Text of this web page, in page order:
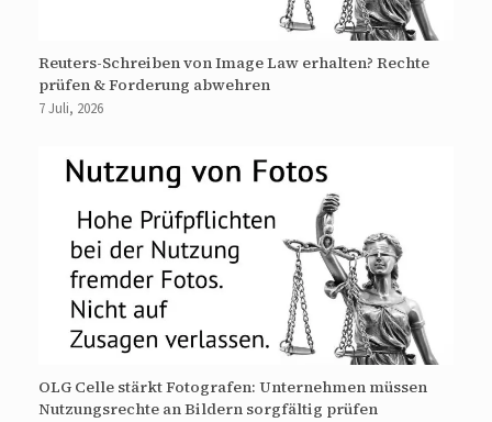
Reuters-Schreiben von Image Law erhalten? Rechte
prüfen & Forderung abwehren
7 Juli, 2026
OLG Celle stärkt Fotografen: Unternehmen müssen
Nutzungsrechte an Bildern sorgfältig prüfen